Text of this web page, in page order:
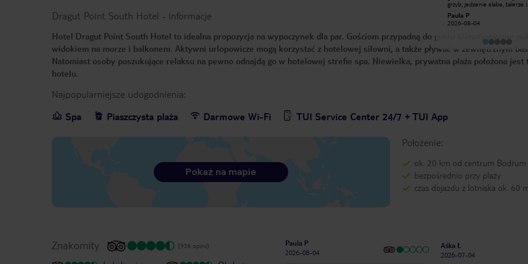
grzyb, jedzenie slabe, talerze i
odechciewa sie jesc tego i tak
słabego jedzenia... to nie sa 4
wymianie pokoju lepiej. Za to
na 5 gwiazdek.... Serwis lata jakby
nosil niesamowite jedzenie,
sprzatajca pokoj jak anioł. Animatorzy
na 5 gwiazdek. Sympatyczni
na wyzszym szczeblu leży a
Paula P
2026-08-04
Dragut Point South Hotel - informacje
Hotel Dragut Point South Hotel to idealna propozycja na wypoczynek dla par. Gościom przypadną do gustu klimatyzowane
widokiem na morze i balkonem. Aktywni urlopowicze mogą korzystać z hotelowej siłowni, a także pływać w zewnętrznym
Natomiast osoby poszukujące relaksu na pewno odnajdą go w hotelowej strefie spa. Niewielka, prywatna plaża położona jest
hotelu.
Najpopularniejsze udogodnienia:
Spa
Piaszczysta plaża Darmowe Wi-Fi TUI Service Center 24/7 + TUI App
Położenie:
ok. 20 km od centrum Bodrum
bezpośrednio przy plaży
czas dojazdu z lotniska ok. 60
Pokaż na mapie
Znakomity (936 opinii)
Paula P
2026-08-04
Aśka Ł
2026-07-04